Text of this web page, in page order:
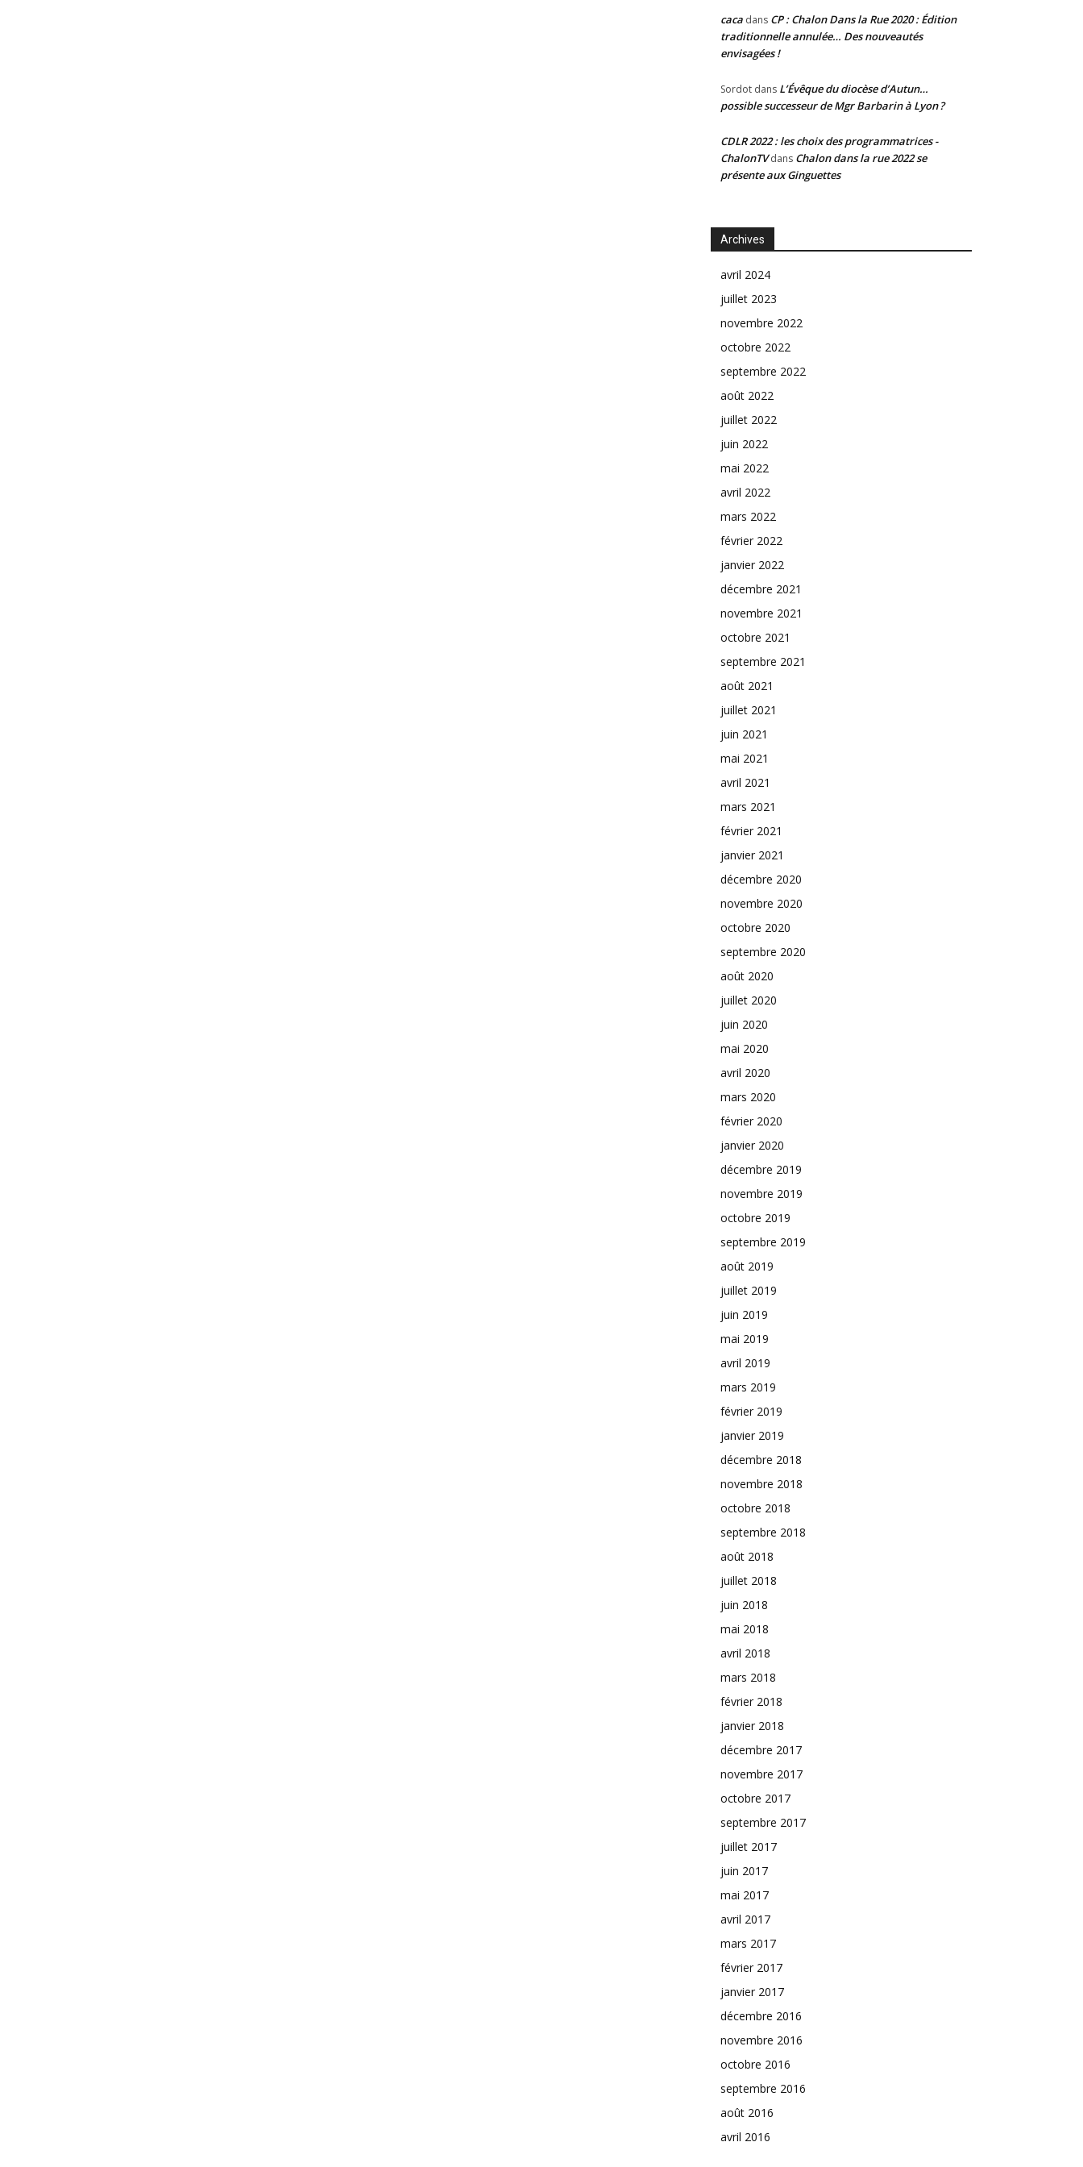
caca dans CP : Chalon Dans la Rue 2020 : Édition
traditionnelle annulée… Des nouveautés
envisagées !
Sordot dans L’Évêque du diocèse d’Autun…
possible successeur de Mgr Barbarin à Lyon ?
CDLR 2022 : les choix des programmatrices -
ChalonTVdans Chalon dans la rue 2022 se
présente aux Ginguettes
Archives
avril 2024
juillet 2023
novembre 2022
octobre 2022
septembre 2022
août 2022
juillet 2022
juin 2022
mai 2022
avril 2022
mars 2022
février 2022
janvier 2022
décembre 2021
novembre 2021
octobre 2021
septembre 2021
août 2021
juillet 2021
juin 2021
mai 2021
avril 2021
mars 2021
février 2021
janvier 2021
décembre 2020
novembre 2020
octobre 2020
septembre 2020
août 2020
juillet 2020
juin 2020
mai 2020
avril 2020
mars 2020
février 2020
janvier 2020
décembre 2019
novembre 2019
octobre 2019
septembre 2019
août 2019
juillet 2019
juin 2019
mai 2019
avril 2019
mars 2019
février 2019
janvier 2019
décembre 2018
novembre 2018
octobre 2018
septembre 2018
août 2018
juillet 2018
juin 2018
mai 2018
avril 2018
mars 2018
février 2018
janvier 2018
décembre 2017
novembre 2017
octobre 2017
septembre 2017
juillet 2017
juin 2017
mai 2017
avril 2017
mars 2017
février 2017
janvier 2017
décembre 2016
novembre 2016
octobre 2016
septembre 2016
août 2016
avril 2016